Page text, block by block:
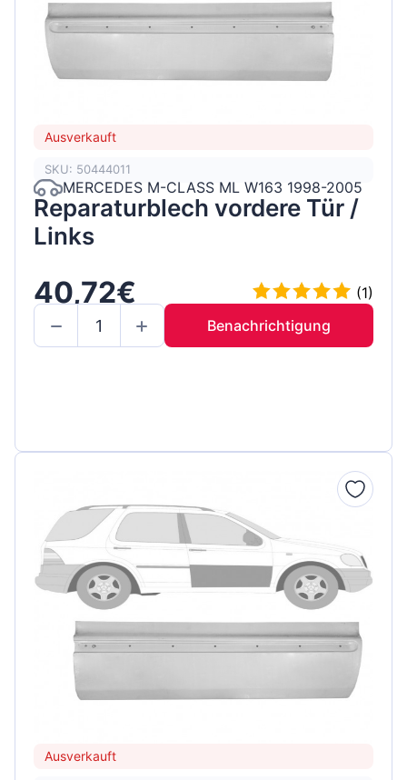
Ausverkauft
SKU: 50444011
MERCEDES M-CLASS ML W163 1998-2005
Reparaturblech vordere Tür /
Links
40,72€
(1)
Benachrichtigung
Ausverkauft